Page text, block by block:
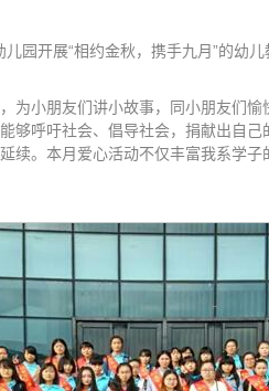
开展“相约金秋，携手九月”的幼
为小朋友们讲小故事，同小朋友们
够呼吁社会、倡导社会，捐献出自
。本月爱心活动不仅丰富我系学